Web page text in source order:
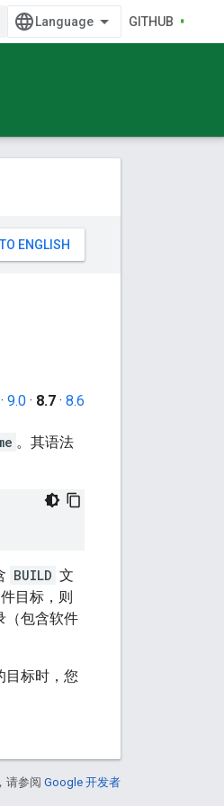
GITHUB
· 9.0 · 8.7 · 8.6
。其语法
BUILD 文
目标，则
（包含软件
目标时，您
请参阅 Google 开发者